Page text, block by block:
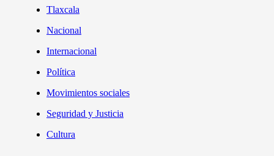
Tlaxcala
Nacional
Internacional
Política
Movimientos sociales
Seguridad y Justicia
Cultura